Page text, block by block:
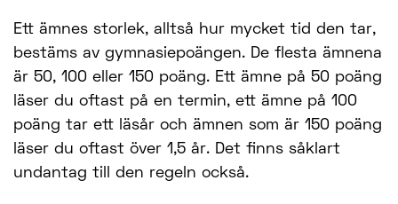
Ett ämnes storlek, alltså hur mycket tid den tar,
bestäms av gymnasiepoängen. De flesta ämnena
är 50, 100 eller 150 poäng. Ett ämne på 50 poäng
läser du oftast på en termin, ett ämne på 100
poäng tar ett läsår och ämnen som är 150 poäng
läser du oftast över 1,5 år. Det finns såklart
undantag till den regeln också.